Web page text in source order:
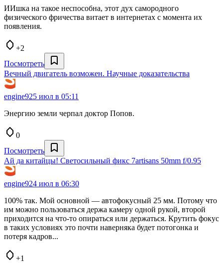
ИИшка на такое неспособна, этот дух самородного
физического фричества витает в интернетах с момента их
появления.
+2
Посмотреть
Вечный двигатель возможен. Научные доказательства
engine925 июл в 05:11
Энергию земли черпал доктор Попов.
0
Посмотреть
Ай да китайцы! Светосильный фикс 7artisans 50mm f/0.95
engine924 июл в 06:30
100% так. Мой основной — автофокусный 25 мм. Потому что
им можно пользоваться держа камеру одной рукой, второй
приходится на что-то опираться или держаться. Крутить фокус
в таких условиях это почти наверняка будет потогонка и
потеря кадров...
+1